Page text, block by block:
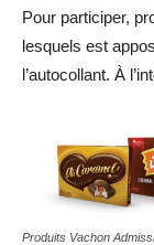
Pour participer,
lesquels est
l’autocollant. À
Produits Vachon